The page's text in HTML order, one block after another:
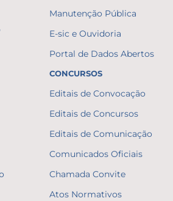
Manutenção Pública
E-sic e Ouvidoria
Portal de Dados Abertos
CONCURSOS
Editais de Convocação
Editais de Concursos
Editais de Comunicação
Comunicados Oficiais
Chamada Convite
Atos Normativos